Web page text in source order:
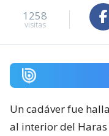
1258
visitas
Un cadáver fue
al interior del